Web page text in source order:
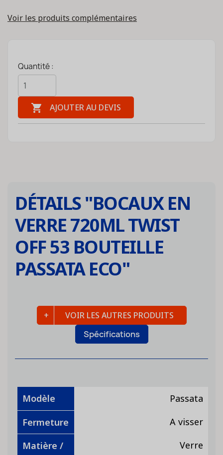
Voir les produits complémentaires
Quantité :
 AJOUTER AU DEVIS
DÉTAILS "BOCAUX EN
VERRE 720ML TWIST
OFF 53 BOUTEILLE
PASSATA ECO"
Spécifications
VOIR LES AUTRES PRODUITS
Modèle
Passata
Fermeture
A visser
Matière /
Verre